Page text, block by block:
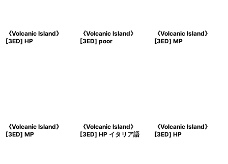
《Volcanic Island》
[3ED] HP
《Volcanic Island》
[3ED] poor
《Volcanic Island》
[3ED] MP
《Volcanic Island》
[3ED] MP
《Volcanic Island》
[3ED] HP イタリア語
《Volcanic Island》
[3ED] HP